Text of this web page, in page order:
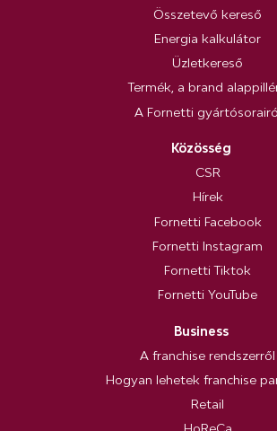
Összetevő kereső
Energia kalkulátor
Üzletkereső
Termék, a brand
A Fornetti
Közösség
CSR
Hírek
Fornetti Facebook
Fornetti Instagram
Fornetti Tiktok
Fornetti YouTube
Business
A franchise rendszerről
Hogyan lehetek franchise
Retail